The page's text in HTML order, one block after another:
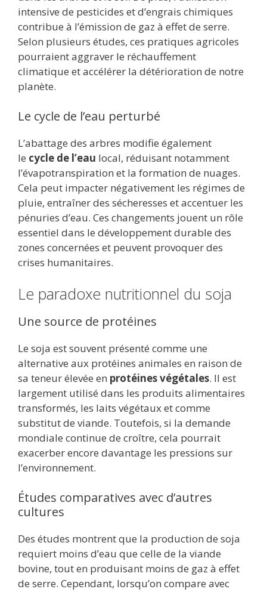
intensive de pesticides et d’engrais chimiques
contribue à l’émission de gaz à effet de serre.
Selon plusieurs études, ces pratiques agricoles
pourraient aggraver le réchauffement
climatique et accélérer la détérioration de notre
planète.
Le cycle de l’eau perturbé
L’abattage des arbres modifie également
le cycle de l’eau local, réduisant notamment
l’évapotranspiration et la formation de nuages.
Cela peut impacter négativement les régimes de
pluie, entraîner des sécheresses et accentuer les
pénuries d’eau. Ces changements jouent un rôle
essentiel dans le développement durable des
zones concernées et peuvent provoquer des
crises humanitaires.
Le paradoxe nutritionnel du soja
Une source de protéines
Le soja est souvent présenté comme une
alternative aux protéines animales en raison de
sa teneur élevée en protéines végétales. Il est
largement utilisé dans les produits alimentaires
transformés, les laits végétaux et comme
substitut de viande. Toutefois, si la demande
mondiale continue de croître, cela pourrait
exacerber encore davantage les pressions sur
l’environnement.
Études comparatives avec d’autres
cultures
Des études montrent que la production de soja
requiert moins d’eau que celle de la viande
bovine, tout en produisant moins de gaz à effet
de serre. Cependant, lorsqu’on compare avec